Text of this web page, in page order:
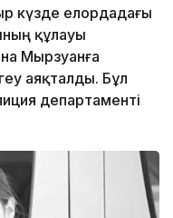
күзде елордадағы
құлауы
Мырзуанға
аяқталды. Бұл
департаменті